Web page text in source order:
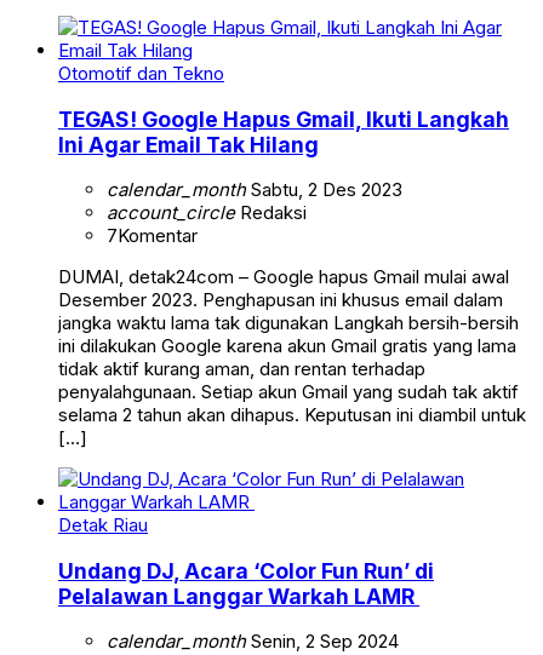
Otomotif dan Tekno
TEGAS! Google Hapus Gmail, Ikuti Langkah
Ini Agar Email Tak Hilang
calendar_monthSabtu, 2 Des 2023
account_circleRedaksi
7Komentar
DUMAI, detak24com – Google hapus Gmail mulai awal
Desember 2023. Penghapusan ini khusus email dalam
jangka waktu lama tak digunakan Langkah bersih-bersih
ini dilakukan Google karena akun Gmail gratis yang lama
tidak aktif kurang aman, dan rentan terhadap
penyalahgunaan. Setiap akun Gmail yang sudah tak aktif
selama 2 tahun akan dihapus. Keputusan ini diambil untuk
[…]
Detak Riau
Undang DJ, Acara ‘Color Fun Run’ di
Pelalawan Langgar Warkah LAMR
calendar_monthSenin, 2 Sep 2024